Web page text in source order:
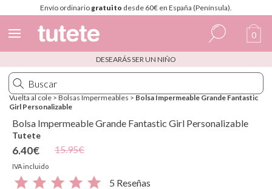
Envío ordinariogratuito desde 60€ en España (Península).
Español
Italiano
Inglés
Francés
0
DESEARÁS SER UN NIÑO
Vuelta al cole > Bolsas Impermeables > Bolsa Impermeable Grande Fantastic
Girl Personalizable
Bolsa Impermeable Grande Fantastic Girl Personalizable
Tutete
6.40€
IVA incluido
15.95€
5 Reseñas